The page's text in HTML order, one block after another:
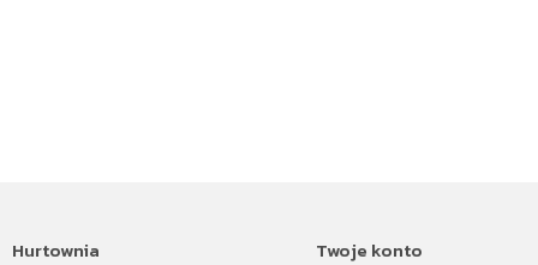
Hurtownia Twoje konto